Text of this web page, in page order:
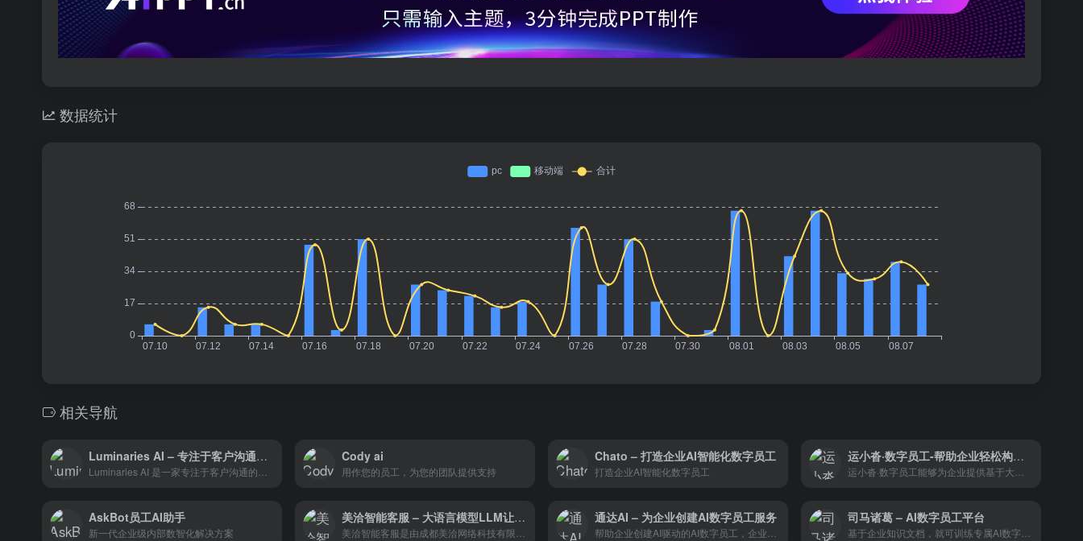
数据统计
相关导航
Luminaries AI – 专注于客户沟通的AI Cody ai
用作您的员工，为您的团队提供支持
Chato – 打造企业AI智能化数字员工
打造企业AI智能化数字员工
运小沓·数字员工-帮助企业轻松构建专有的“数字员工团队”
AskBot员工AI助手
新一代企业级内部数智化解决方案
美洽智能客服 – 大语言模型LLM让智能客服无限智能 通达AI – 为企业创建AI数字员工服务 司马诸葛 – AI数字员工平台